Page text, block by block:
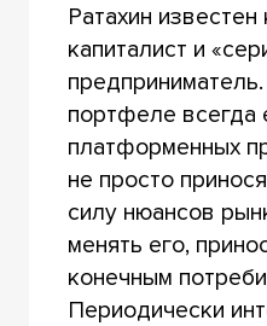
Ратахин
капиталист и
портфеле всегда
платформенных
не просто
силу нюансов
менять его,
конечным
Периодически